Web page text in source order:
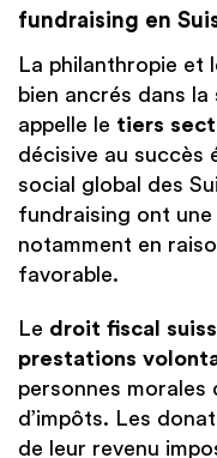
fundraising en
La philanthropie et
bien ancrés dans la
appelle le tiers
décisive au succès
social global des
fundraising ont
notamment en
favorable.
Le droit fiscal
prestations
personnes morales
d’impôts. Les
de leur revenu